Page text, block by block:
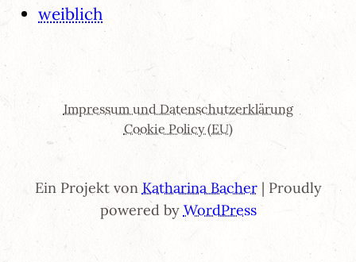
weiblich
Impressum und Datenschutzerklärung
Cookie Policy (EU)
Ein Projekt von Katharina Bacher| Proudly
powered by WordPress